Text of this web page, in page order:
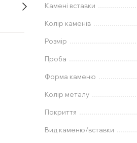
Камені вставки
Колір каменів
Розмір
Проба
Форма каменю
Колір металу
Покриття
Вид каменю/вставки